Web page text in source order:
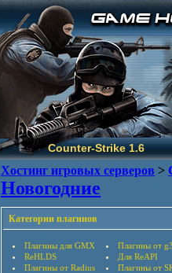
Counter-Strike 1.6
Хостинг игровых серверов >
Новогодние
Категории плагинов
Плагины для GMX
Плагины от
ReHLDS
Для ReAPI
Плагины от Radius
Плагины от